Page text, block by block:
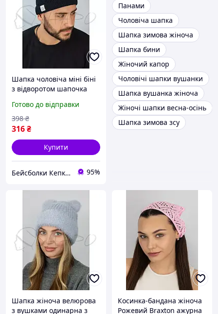
Шапка чоловіча міні біні
з відворотом шапочка
Braxton 5506 Джинс
Готово до відправки
316₴
398 ₴
Купити
Бейсболки Кепки Шапки Аксесуари оптом со склада 95%
Панами
Чоловіча шапка
Шапка зимова жіноча
Шапка бини
Жіночий капор
Чоловічі шапки вушанки
Шапка вушанка жіноча
Жіночі шапки весна-осінь
Шапка зимова зсу
Шапка жіноча велюрова
з вушками одинарна з
Косинка-бандана жіноча
Рожевий Braxton ажурна